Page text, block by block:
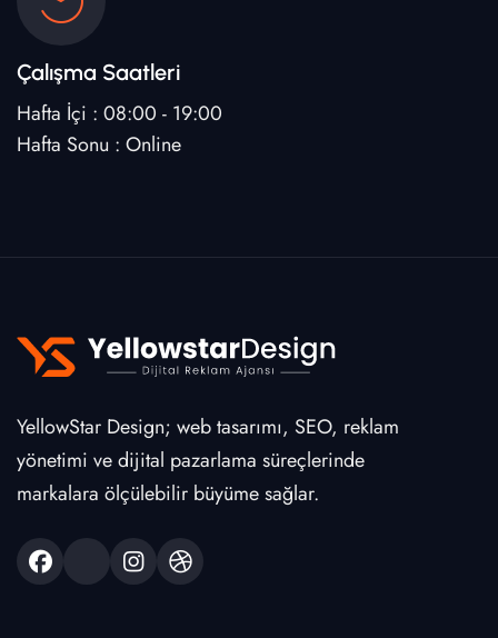
Çalışma Saatleri
Hafta İçi : 08:00 - 19:00
Hafta Sonu : Online
YellowStar Design; web tasarımı, SEO, reklam
yönetimi ve dijital pazarlama süreçlerinde
markalara ölçülebilir büyüme sağlar.